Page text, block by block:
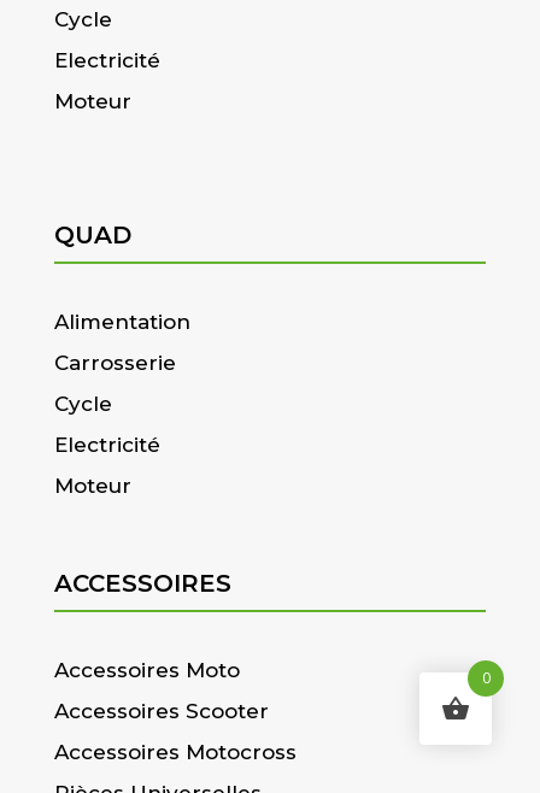
Cycle
Electricité
Moteur
QUAD
Alimentation
Carrosserie
Cycle
Electricité
Moteur
ACCESSOIRES
Accessoires Moto
Accessoires Scooter
Accessoires Motocross
0